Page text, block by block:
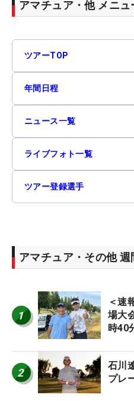
アマチュア・他 メニュ
ツアーTOP
年間日程
ニュース一覧
ライブフォト一覧
ツアー登録選手
アマチュア・その他
1
＜速
場大
時40
2
石川
プレ